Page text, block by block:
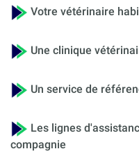
Votre vétérinaire
Une clinique
Un service de
Les lignes
compagnie